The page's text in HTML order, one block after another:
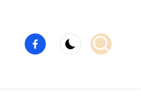
Élément
de